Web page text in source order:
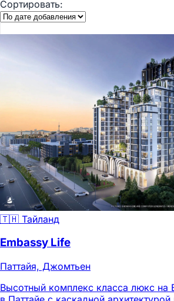
Сортировать:
🇹🇭 Тайланд
Embassy Life
Паттайя, Джомтьен
Высотный комплекс класса люкс